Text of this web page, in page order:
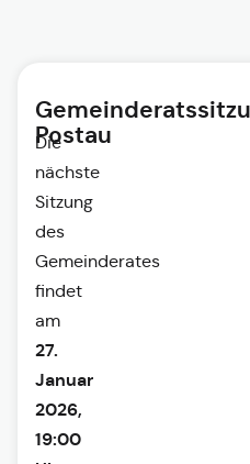
Postau
Die
nächste
Sitzung
des
Gemeinderates
findet
am
27.
Januar
2026,
19:00